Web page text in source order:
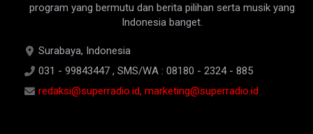
program yang bermutu dan berita pilihan serta musik yang
Indonesia banget.
Surabaya, Indonesia
031 - 99843447 , SMS/WA : 08180 - 2324 - 885
redaksi@superradio.id, marketing@superradio.id